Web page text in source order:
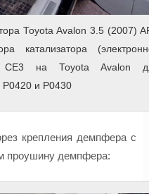
Toyota Avalon 3.5 (2007)
катализатора
CE3 на Toyota Avalon
и P0430
крепления демпфера с
проушину демпфера: